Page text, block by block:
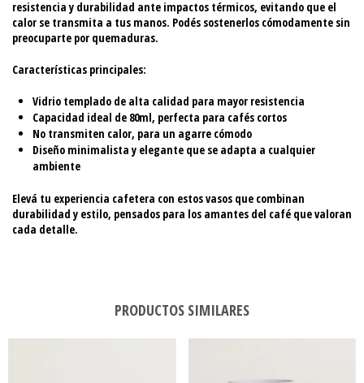
resistencia y durabilidad ante impactos térmicos, evitando que el
calor se transmita a tus manos. Podés sostenerlos cómodamente sin
preocuparte por quemaduras.
Características principales:
Vidrio templado de alta calidad para mayor resistencia
Capacidad ideal de 80ml, perfecta para cafés cortos
No transmiten calor, para un agarre cómodo
Diseño minimalista y elegante que se adapta a cualquier
ambiente
Elevá tu experiencia cafetera con estos vasos que combinan
durabilidad y estilo, pensados para los amantes del café que valoran
cada detalle.
PRODUCTOS SIMILARES